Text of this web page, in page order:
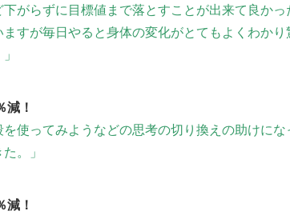
がらずに目標値まで落とすことが出来て良か
すが毎日やると身体の変化がとてもよくわか
！
を使ってみようなどの思考の切り換えの助けに
。」
！